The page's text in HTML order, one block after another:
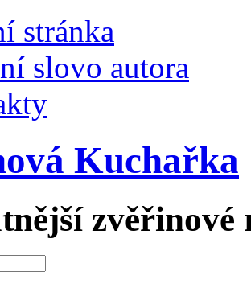
stránka
slovo autora
Kuchařka
zvěřinové